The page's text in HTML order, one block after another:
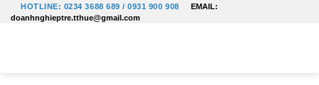
qua
HOTLINE: 0234 3688 689 / 0931 900 908
EMAIL:
doanhnghieptre.tthue@gmail.com